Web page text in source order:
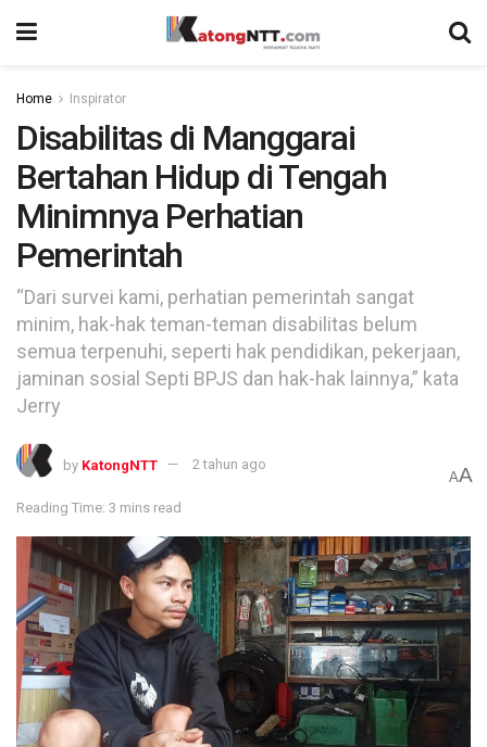
Home Inspirator
Disabilitas di Manggarai
Bertahan Hidup di Tengah
Minimnya Perhatian
Pemerintah
“Dari survei kami, perhatian pemerintah sangat
minim, hak-hak teman-teman disabilitas belum
semua terpenuhi, seperti hak pendidikan, pekerjaan,
jaminan sosial Septi BPJS dan hak-hak lainnya,” kata
Jerry
by KatongNTT 2 tahun ago
Reading Time: 3 mins read
AA